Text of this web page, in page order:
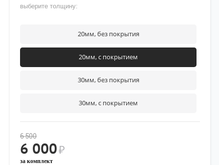
выберите толщину:
20мм, без покрытия
20мм, с покрытием
30мм, без покрытия
30мм, с покрытием
6 500
6 000₽
за комплект